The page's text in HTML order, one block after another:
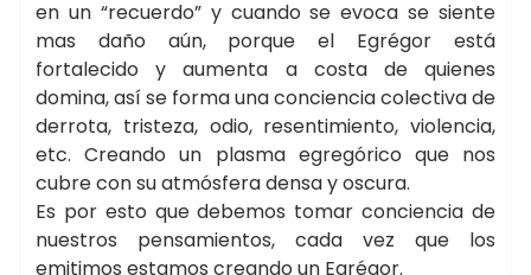
en un “recuerdo” y cuando se evoca se siente
mas daño aún, porque el Egrégor está
fortalecido y aumenta a costa de quienes
domina, así se forma una conciencia colectiva de
derrota, tristeza, odio, resentimiento, violencia,
etc. Creando un plasma egregórico que nos
cubre con su atmósfera densa y oscura.
Es por esto que debemos tomar conciencia de
nuestros pensamientos, cada vez que los
emitimos estamos creando un Egrégor.